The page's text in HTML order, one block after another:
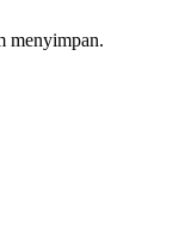
menyimpan.